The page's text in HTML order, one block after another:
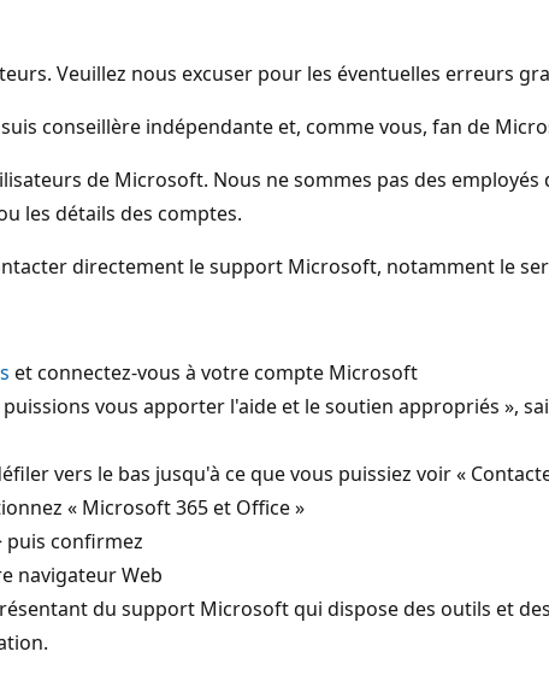
Veuillez nous excuser pour les éventuelles erreurs
conseillère indépendante et, comme vous, fan de
de Microsoft. Nous ne sommes pas des employés
les détails des comptes.
directement le support Microsoft, notamment le
et connectez-vous à votre compte Microsoft
vous apporter l'aide et le soutien appropriés »,
vers le bas jusqu'à ce que vous puissiez voir «
« Microsoft 365 et Office »
puis confirmez
navigateur Web
du support Microsoft qui dispose des outils et